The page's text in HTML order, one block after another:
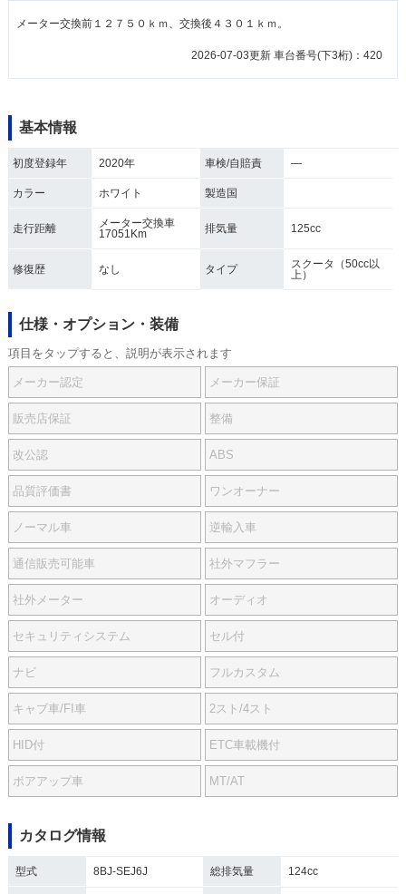
メーター交換前１２７５０ｋｍ、交換後４３０１ｋｍ。
2026-07-03更新 車台番号(下3桁)：420
基本情報
初度登録年 2020年 車検/自賠責 ―
カラー ホワイト 製造国
走行距離
メーター交換車
17051Km
排気量 125cc
修復歴 なし タイプ
スクータ（50cc以
上）
仕様・オプション・装備
項目をタップすると、説明が表示されます
メーカー認定 メーカー保証
販売店保証 整備
改公認 ABS
品質評価書 ワンオーナー
ノーマル車 逆輸入車
通信販売可能車 社外マフラー
社外メーター オーディオ
セキュリティシステム セル付
ナビ フルカスタム
キャブ車/FI車 2スト/4スト
HID付 ETC車載機付
ボアアップ車 MT/AT
カタログ情報
型式 8BJ-SEJ6J 総排気量 124cc